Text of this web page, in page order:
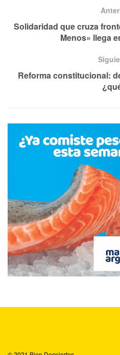
Solidaridad que cruza
Menos» llega
Reforma constitucional: